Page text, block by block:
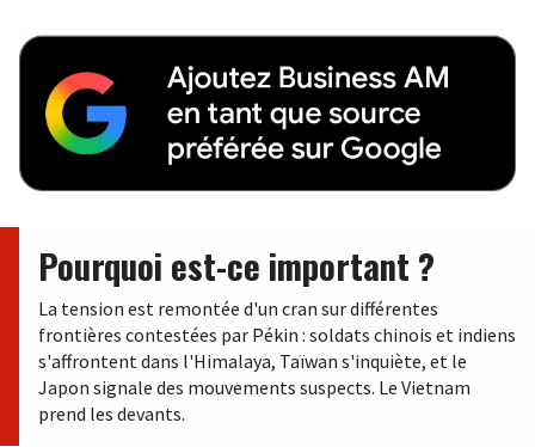
Pourquoi est-ce important ?
La tension est remontée d'un cran sur différentes
frontières contestées par Pékin : soldats chinois et indiens
s'affrontent dans l'Himalaya, Taïwan s'inquiète, et le
Japon signale des mouvements suspects. Le Vietnam
prend les devants.